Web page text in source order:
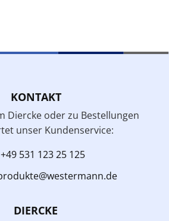
KONTAKT
Diercke oder zu Bestellungen
unser Kundenservice:
+49 531 123 25 125
DIERCKE